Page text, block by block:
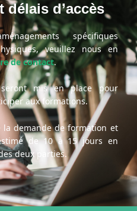
délais d’accès
spécifiques
veuillez nous en
de contact.
seront mis en place pour
aux formations.
demande de formation et
de 10 à 15 jours en
deux parties.